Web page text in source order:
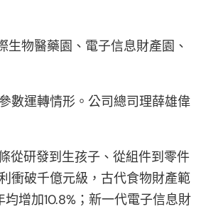
物醫藥園、電子信息財產園、
數運轉情形。公司總司理薛雄偉
從研發到生孩子、從組件到零件
衝破千億元級，古代食物財產範
增加10.8%；新一代電子信息財